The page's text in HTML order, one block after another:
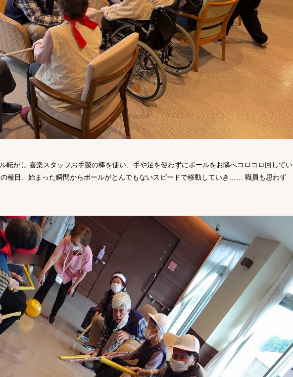
し 喜楽スタッフお手製の棒を使い、手や足を使わずにボールをお隣へコロコロ回してい
種目、始まった瞬間からボールがとんでもないスピードで移動していき…… 職員も思わず